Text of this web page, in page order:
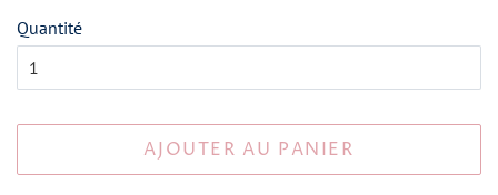
Quantité
AJOUTER AU PANIER